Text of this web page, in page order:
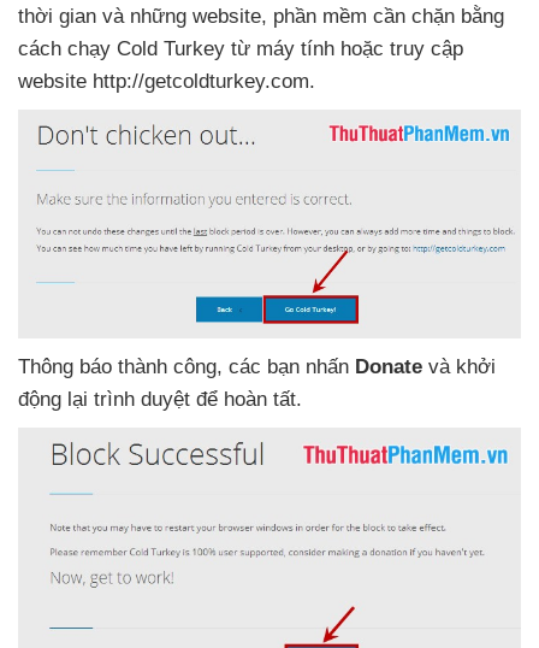
thời gian và những website, phần mềm cần chặn bằng
cách chạy Cold Turkey từ máy tính hoặc truy cập
website http://getcoldturkey.com.
Thông báo thành công, các bạn nhấn Donate và khởi
động lại trình duyệt để hoàn tất.